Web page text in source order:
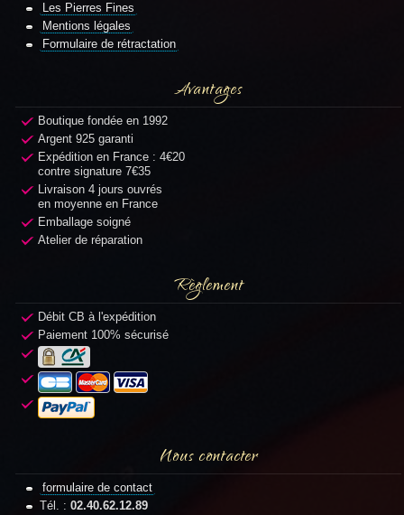
Les Pierres Fines
Mentions légales
Formulaire de rétractation
Avantages
Boutique fondée en 1992
Argent 925 garanti
Expédition en France : 4€20
contre signature 7€35
Livraison 4 jours ouvrés
en moyenne en France
Emballage soigné
Atelier de réparation
Règlement
Débit CB à l'expédition
Paiement 100% sécurisé
Nous contacter
formulaire de contact
Tél. : 02.40.62.12.89